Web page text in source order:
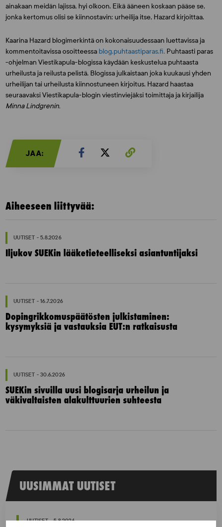
ainakaan meidän lajissa, hyi olkoon. Eikä ääneen koskaan pääse se,
jonka kertomus olisi se kiinnostavin: urheilija itse, Hazard kirjoittaa.
Kaarina Hazard blogimerkintä on kokonaisuudessaan luettavissa ja
kommentoitavissa osoitteessa blog.puhtaastiparas.fi. Puhtaasti paras
-ohjelman Viestikapula-blogissa käydään keskustelua puhtaasta
urheilusta ja reilusta pelistä. Blogissa julkaistaan joka kuukausi yhden
urheilijan tai urheilusta kiinnostuneen kirjoitus. Hazard haastaa
seuraavaksi Viestikapula-blogin viestinviejäksi toimittaja ja kirjailija
Minna Lindgrenin.
JAA:
Aiheeseen liittyvää:
UUTISET - 5.8.2026
Iljukov SUEKin lääketieteelliseksi asiantuntijaksi
UUTISET - 16.7.2026
Dopingrikkomuspäätösten julkistaminen:
kysymyksiä ja vastauksia EUT:n ratkaisusta
UUTISET - 30.6.2026
SUEKin sivuilla uusi blogisarja urheilun ja
väkivaltaisten alakulttuurien suhteesta
UUSIMMAT UUTISET
UUTISET - 5.8.2026